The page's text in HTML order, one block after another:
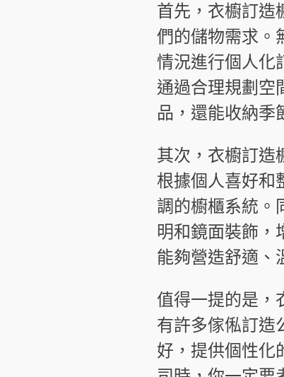
首先，衣櫥訂造
們的儲物需求。
情況進行個人化
通過合理規劃空
品，還能收納季
其次，衣櫥訂造
根據個人喜好和
調的櫥櫃系統。
明和鏡面裝飾，
能夠營造舒適、
值得一提的是，
有許多傢俬訂造
好，提供個性化